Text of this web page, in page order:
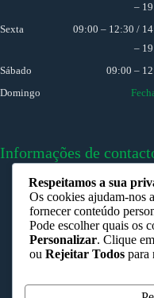
–
Sexta
09:00 – 12:30 /
–
Sábado
09:00 –
Domingo
Informações de
Porto:
R. Heroísmo 139-A
Ovar:
R. Elias Garcia, 106 -
Respeitamos a sua
Os cookies ajudam-nos
fornecer conteúdo
Pode escolher quais os
Personalizar. Clique em
ou Rejeitar Todos para